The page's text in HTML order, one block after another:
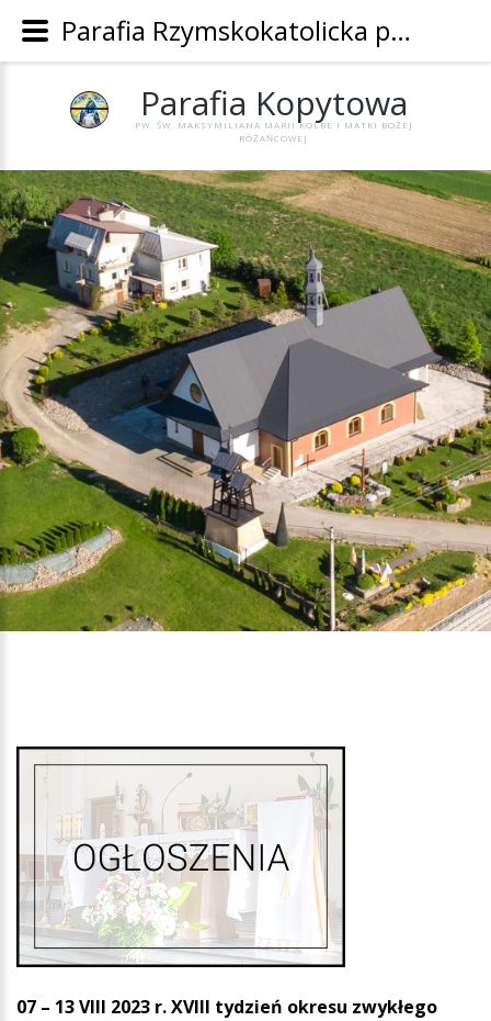
Parafia Kopytowa
PW. ŚW. MAKSYMILIANA MARII KOLBE I MATKI BOŻEJ
RÓŻAŃCOWEJ
07 – 13 VIII 2023 r. XVIII tydzień okresu zwykłego
Parafia Rzymskokatolicka pw. Św. Maksymiliana Marii Kolbe i Matki Bożej Różańcowej w Kopytowej - Parafia Kopytowa